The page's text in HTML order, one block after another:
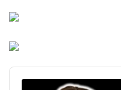
Audio
Player